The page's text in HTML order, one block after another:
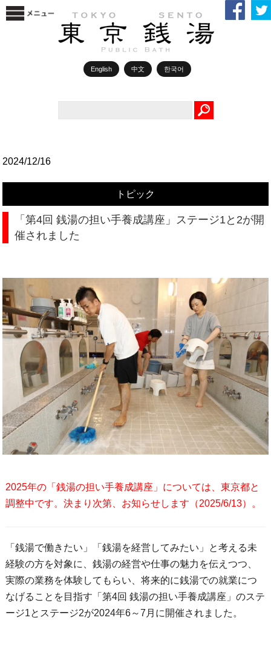
English 中文 한국어
2024/12/16
トピック
「第4回 銭湯の担い手養成講座」ステージ1と2が開
催されました
2025年の「銭湯の担い手養成講座」については、東京都と
調整中です。決まり次第、お知らせします（2025/6/13）。
「銭湯で働きたい」「銭湯を経営してみたい」と考える未
経験の方を対象に、銭湯の経営や仕事の魅力を伝えつつ、
実際の業務を体験してもらい、将来的に銭湯での就業につ
なげることを目指す「第4回 銭湯の担い手養成講座」のステ
ージ1とステージ2が2024年6～7月に開催されました。